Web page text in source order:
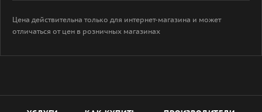
Цена действительна только для интернет-магазина и может
отличаться от цен в розничных магазинах